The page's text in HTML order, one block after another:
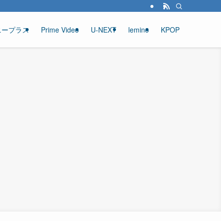
プラス Prime Video U-NEXT lemino KPOP